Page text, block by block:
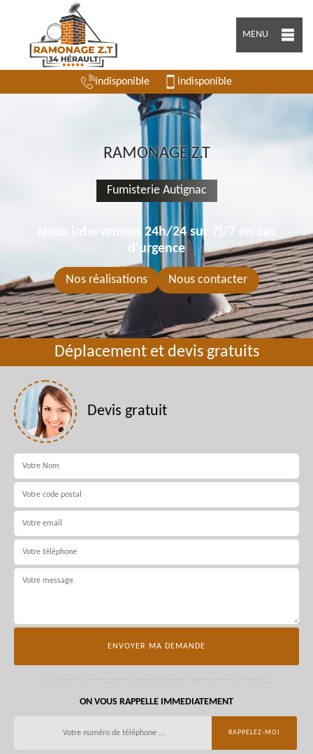
MENU
indisponible indisponible
RAMONAGE Z.T
Fumisterie Autignac
Nous intervenons 24h/24 sur 7j/7 en cas
d'urgence
Nos réalisations Nous contacter
Déplacement et devis gratuits
Devis gratuit
ON VOUS RAPPELLE IMMEDIATEMENT